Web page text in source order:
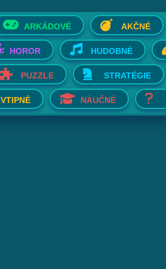
ARKÁDOVÉ AKČNÉ
HOROR HUDOBNÉ
PUZZLE STRATÉGIE
VTIPNÉ NÁUČNÉ